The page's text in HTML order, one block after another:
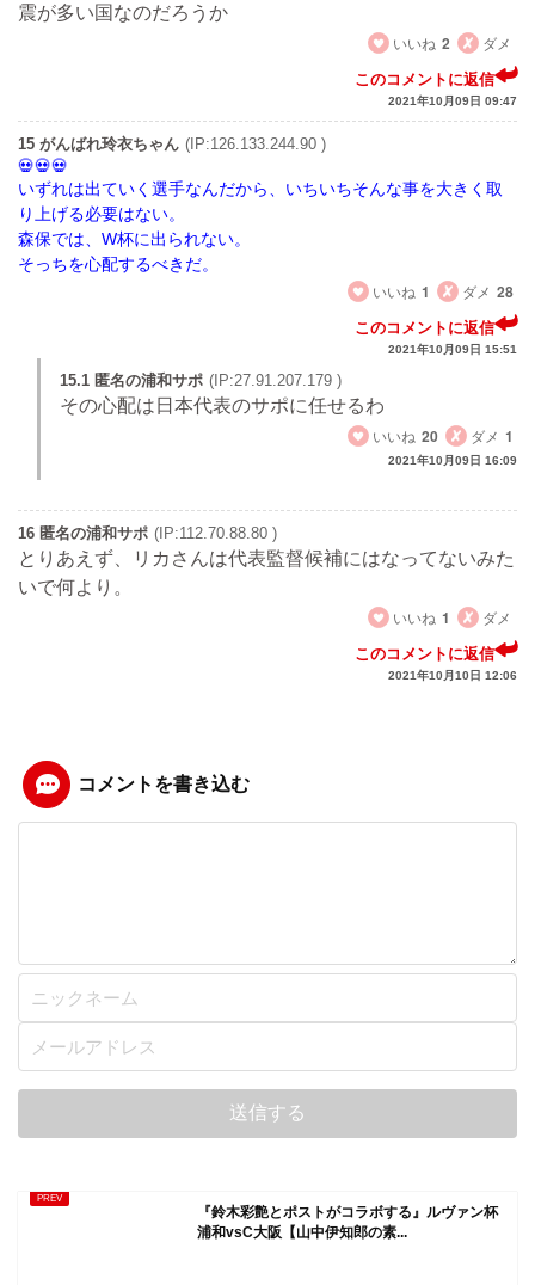
震が多い国なのだろうか
いいね 2 ダメ
このコメントに返信
2021年10月09日 09:47
15 がんばれ玲衣ちゃん (IP:126.133.244.90 )
いずれは出ていく選手なんだから、いちいちそんな事を大きく取
り上げる必要はない。
森保では、W杯に出られない。
そっちを心配するべきだ。
いいね 1 ダメ 28
このコメントに返信
2021年10月09日 15:51
15.1 匿名の浦和サポ (IP:27.91.207.179 )
その心配は日本代表のサポに任せるわ
いいね 20 ダメ 1
2021年10月09日 16:09
16 匿名の浦和サポ (IP:112.70.88.80 )
とりあえず、リカさんは代表監督候補にはなってないみた
いで何より。
いいね 1 ダメ
このコメントに返信
2021年10月10日 12:06
コメントを書き込む
『鈴木彩艶とポストがコラボする』ルヴァン杯
浦和vsC大阪【山中伊知郎の素...